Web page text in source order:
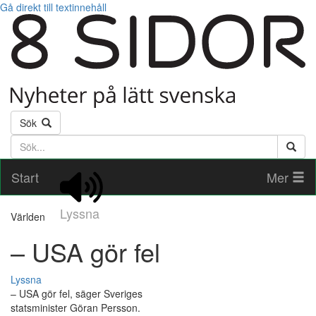
Gå direkt till textinnehåll
Sök
Söktext
Start
Lyssna
Mer
Världen
– USA gör fel
Lyssna
– USA gör fel, säger Sveriges
statsminister Göran Persson.